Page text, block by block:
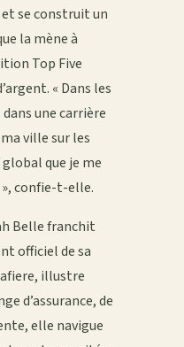
se construit un
la mène à
Top Five
« Dans les
une carrière
ville sur les
global que je me
confie-t-elle.
Belle franchit
officiel de sa
illustre
d’assurance, de
elle navigue